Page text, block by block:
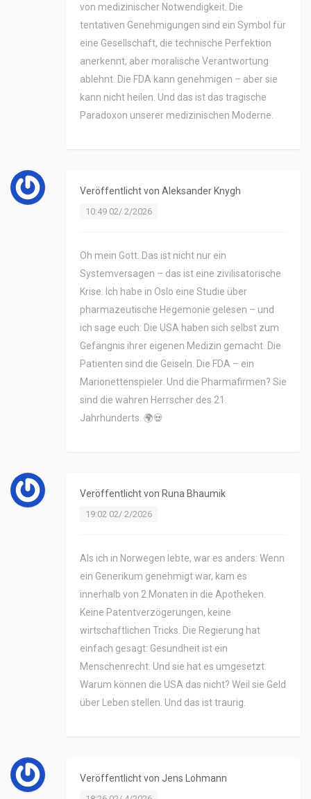
von medizinischer Notwendigkeit. Die
tentativen Genehmigungen sind ein Symbol für
eine Gesellschaft, die technische Perfektion
anerkennt, aber moralische Verantwortung
ablehnt. Die FDA kann genehmigen – aber sie
kann nicht heilen. Und das ist das tragische
Paradoxon unserer medizinischen Moderne.
Veröffentlicht von Aleksander Knygh
10:49 02/ 2/2026
Oh mein Gott. Das ist nicht nur ein
Systemversagen – das ist eine zivilisatorische
Krise. Ich habe in Oslo eine Studie über
pharmazeutische Hegemonie gelesen – und
ich sage euch: Die USA haben sich selbst zum
Gefängnis ihrer eigenen Medizin gemacht. Die
Patienten sind die Geiseln. Die FDA – ein
Marionettenspieler. Und die Pharmafirmen? Sie
sind die wahren Herrscher des 21.
Jahrhunderts. 🌍💀
Veröffentlicht von Runa Bhaumik
19:02 02/ 2/2026
Als ich in Norwegen lebte, war es anders: Wenn
ein Generikum genehmigt war, kam es
innerhalb von 2 Monaten in die Apotheken.
Keine Patentverzögerungen, keine
wirtschaftlichen Tricks. Die Regierung hat
einfach gesagt: Gesundheit ist ein
Menschenrecht. Und sie hat es umgesetzt.
Warum können die USA das nicht? Weil sie Geld
über Leben stellen. Und das ist traurig.
Veröffentlicht von Jens Lohmann